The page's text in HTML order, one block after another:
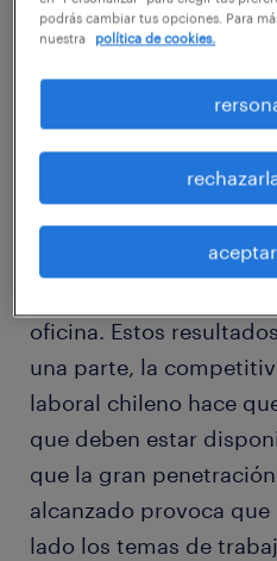
De acuerdo al
de tendencias de la
Randstad, 43% de los
empleador espera que
teléfono y correo
vacaciones y 53% cree
oficina. Estos
una parte, la
laboral chileno hace
que deben estar
que la gran
alcanzado provoca
lado los temas de
podrás cambiar tus opciones. Para
nuestra
política de cookies.